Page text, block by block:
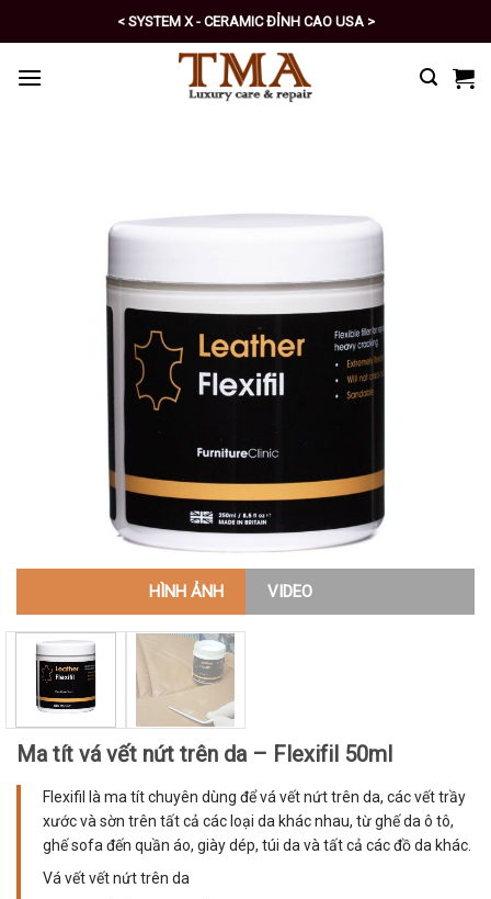
to
content
< SYSTEM X - CERAMIC ĐỈNH CAO USA >
< PRO - TỰ CHĂM SÓC XE SỐ 1 >
HÌNH ẢNH VIDEO
Ma tít vá vết nứt trên da – Flexifil 50ml
Flexifil là ma tít chuyên dùng để vá vết nứt trên da, các vết trầy
xước và sờn trên tất cả các loại da khác nhau, từ ghế da ô tô,
ghế sofa đến quần áo, giày dép, túi da và tất cả các đồ da khác.
Vá vết vết nứt trên da